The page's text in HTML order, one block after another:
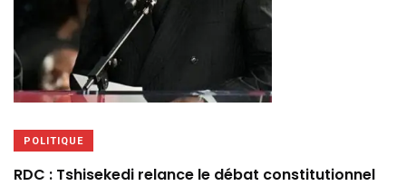
POLITIQUE
RDC : Tshisekedi relance le débat constitutionnel